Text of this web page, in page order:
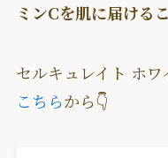
ミンCを肌に届ける
セルキュレイト ホ
こちらから👇